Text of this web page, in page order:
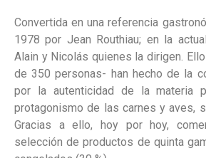
Convertida en una referencia
1978 por Jean Routhiau; en la
Alain y Nicolás quienes la dirigen.
de 350 personas- han hecho de la
por la autenticidad de la materia
protagonismo de las carnes y aves,
Gracias a ello, hoy por hoy,
selección de productos de quinta